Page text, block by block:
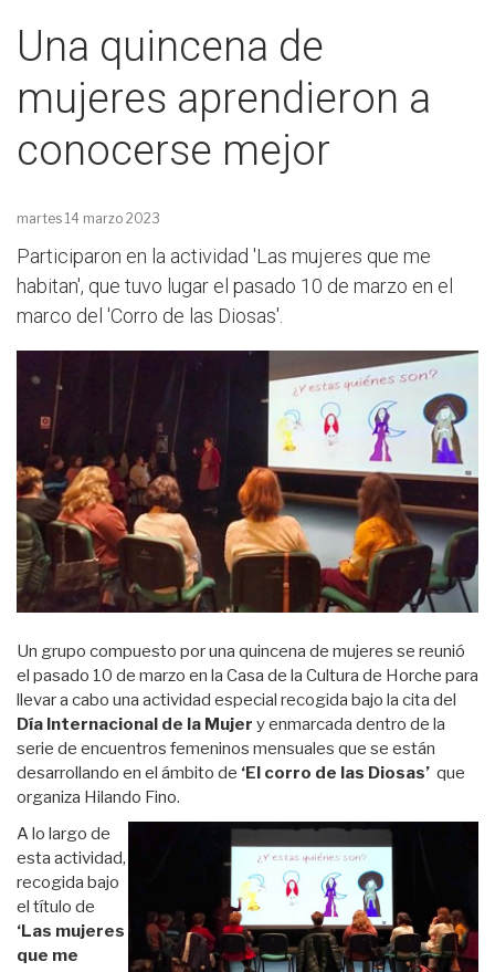
Una quincena de
mujeres aprendieron a
conocerse mejor
martes 14 marzo 2023
Participaron en la actividad 'Las mujeres que me
habitan', que tuvo lugar el pasado 10 de marzo en el
marco del 'Corro de las Diosas'.
Un grupo compuesto por una quincena de mujeres se reunió
el pasado 10 de marzo en la Casa de la Cultura de Horche para
llevar a cabo una actividad especial recogida bajo la cita del
Día Internacional de la Mujer y enmarcada dentro de la
serie de encuentros femeninos mensuales que se están
desarrollando en el ámbito de ‘El corro de las Diosas’ que
organiza Hilando Fino.
A lo largo de
esta actividad,
recogida bajo
el título de
‘Las mujeres
que me